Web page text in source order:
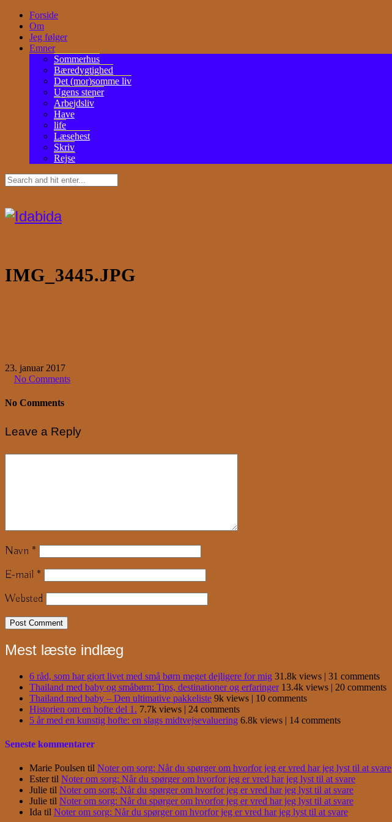
Forside
Om
Jeg følger
Emner
Sommerhus
Bæredygtighed
Det (mor)somme liv
Ugens stener
Arbejdsliv
Have
life
Læsehest
Skriv
Rejse
IMG_3445.JPG
23. januar 2017
No Comments
No Comments
Leave a Reply
Navn *
E-mail *
Websted
Mest læste indlæg
6 råd, som har gjort livet med små børn meget dejligere for mig 31.8k views | 31 comments
Thailand med baby og småbørn: Tips, destinationer og erfaringer 13.4k views | 20 comments
Thailand med baby – Den ultimative pakkeliste 9k views | 10 comments
Historien om en hofte del 1. 7.7k views | 24 comments
5 år med en kunstig hofte: en slags midtvejsevaluering 6.8k views | 14 comments
Seneste kommentarer
Marie Poulsen til Noter om sorg: Når du spørger om hvorfor jeg er vred har jeg lyst til at svare
Estertil Noter om sorg: Når du spørger om hvorfor jeg er vred har jeg lyst til at svare
Julie til Noter om sorg: Når du spørger om hvorfor jeg er vred har jeg lyst til at svare
Julie til Noter om sorg: Når du spørger om hvorfor jeg er vred har jeg lyst til at svare
Ida til Noter om sorg: Når du spørger om hvorfor jeg er vred har jeg lyst til at svare